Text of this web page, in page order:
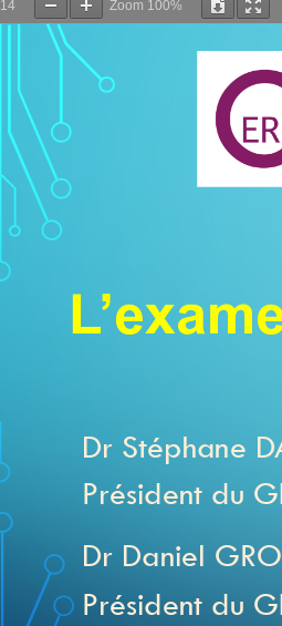
14 Zoom 100%